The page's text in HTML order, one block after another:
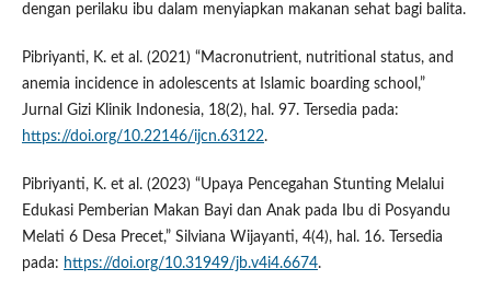
dengan perilaku ibu dalam menyiapkan makanan sehat bagi balita.
Pibriyanti, K. et al. (2021) “Macronutrient, nutritional status, and
anemia incidence in adolescents at Islamic boarding school,”
Jurnal Gizi Klinik Indonesia, 18(2), hal. 97. Tersedia pada:
https://doi.org/10.22146/ijcn.63122.
Pibriyanti, K. et al. (2023) “Upaya Pencegahan Stunting Melalui
Edukasi Pemberian Makan Bayi dan Anak pada Ibu di Posyandu
Melati 6 Desa Precet,” Silviana Wijayanti, 4(4), hal. 16. Tersedia
pada: https://doi.org/10.31949/jb.v4i4.6674.